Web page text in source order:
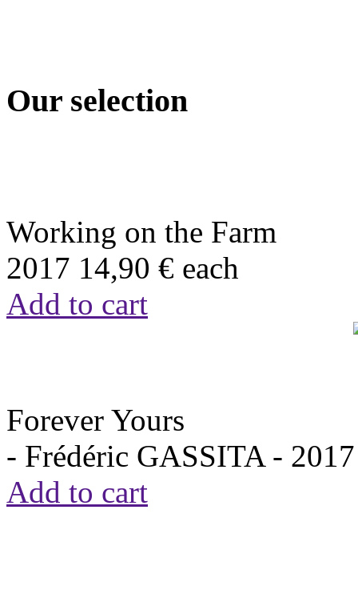
Our selection
Working on the Farm
2017 14,90 € each
Add to cart
Forever Yours
- Frédéric GASSITA - 2017
Add to cart